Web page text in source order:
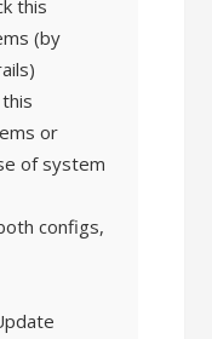
this
(by
or
of system
configs,